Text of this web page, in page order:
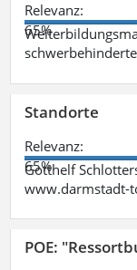
Relevanz:
65%
Standorte
Relevanz:
65%
Gotthelf
www.darmstadt-
POE: